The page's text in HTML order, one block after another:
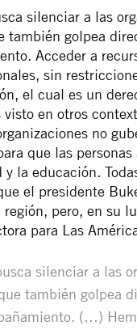
silenciar a las
golpea
Acceder a
sin
el cual es un
en otros
no
que las personas
la educación.
el presidente
pero, en su
para Las
silenciar a las
también golpea
(…)